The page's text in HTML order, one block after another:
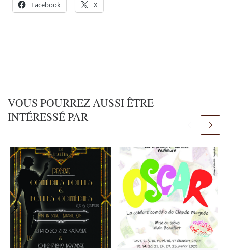
Facebook X
VOUS POURREZ AUSSI ÊTRE
INTÉRESSÉ PAR